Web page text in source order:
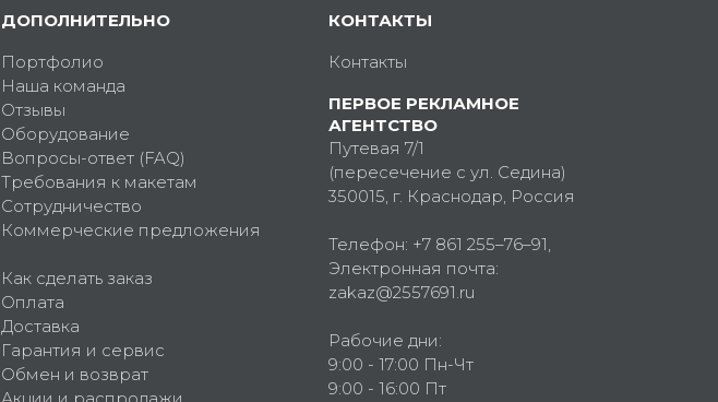
ДОПОЛНИТЕЛЬНО
Портфолио
Наша команда
Отзывы
Оборудование
Вопросы-ответ (FAQ)
Требования к макетам
Сотрудничество
Коммерческие предложения
Как сделать заказ
Оплата
Доставка
Гарантия и сервис
Обмен и возврат
КОНТАКТЫ
Контакты
ПЕРВОЕ РЕКЛАМНОЕ
АГЕНТСТВО
Путевая 7/1
(пересечение с ул. Седина)
350015, г. Краснодар, Россия
Телефон: +7 861 255–76–91,
Электронная почта:
zakaz@2557691.ru
Рабочие дни:
9:00 - 17:00 Пн-Чт
9:00 - 16:00 Пт